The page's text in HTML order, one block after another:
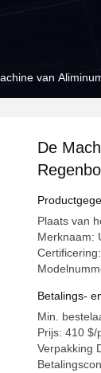
De
Effect
Plaats van
Merknaam:
Betalings-
Min.
Prijs: 410 $/
Verpakking